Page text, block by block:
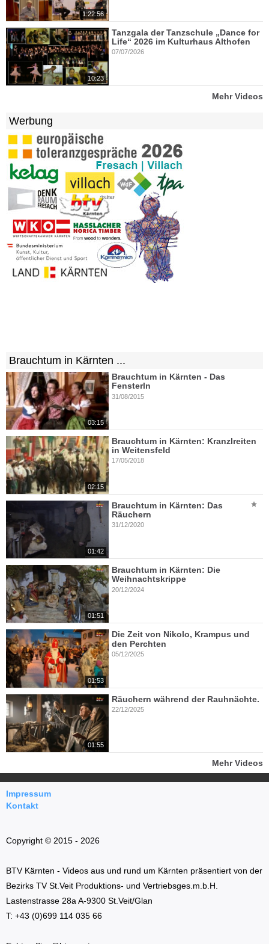
1:22:56
10:23
Tanzgala der Tanzschule „Dance for
Life“ 2026 im Kulturhaus Althofen
07/07/2026
Mehr Videos
Werbung
Brauchtum in Kärnten ...
03:15
Brauchtum in Kärnten - Das
Fensterln
31/08/2015
02:15
Brauchtum in Kärnten: Kranzlreiten
in Weitensfeld
17/05/2018
01:42
Brauchtum in Kärnten: Das
Räuchern
31/12/2020
01:51
Brauchtum in Kärnten: Die
Weihnachtskrippe
20/12/2024
01:53
Die Zeit von Nikolo, Krampus und
den Perchten
05/12/2025
01:55
Räuchern während der Rauhnächte.
22/12/2025
Mehr Videos
Impressum
Kontakt
Copyright © 2015 - 2026
BTV Kärnten - Videos aus und rund um Kärnten präsentiert von der
Bezirks TV St.Veit Produktions- und Vertriebsges.m.b.H.
Lastenstrasse 28a A-9300 St.Veit/Glan
T: +43 (0)699 114 035 66